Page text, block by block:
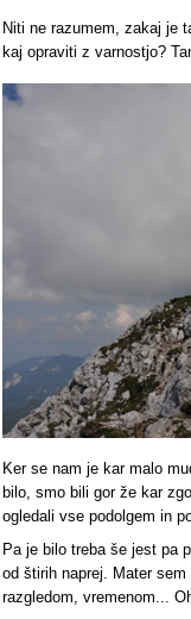
Niti ne razumem, zakaj je
kaj opraviti z varnostjo?
Ker se nam je kar malo
bilo, smo bili gor že kar
ogledali vse podolgem in
Pa je bilo treba še jest pa
od štirih naprej. Mater
razgledom, vremenom...